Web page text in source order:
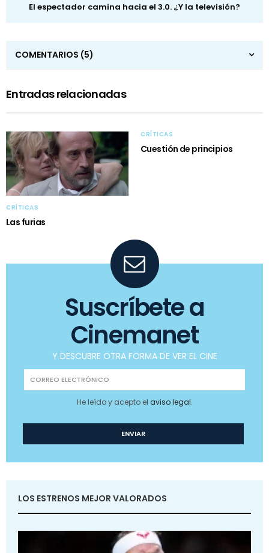
El espectador camina hacia el 3.0. ¿Y la televisión?
COMENTARIOS (5)
Entradas relacionadas
CRÍTICAS
Las furias
CRÍTICAS
Cuestión de principios
Suscríbete a
Cinemanet
Y DESCUBRE OTRA FORMA DE VER EL CINE
He leído y acepto el aviso legal.
LOS ESTRENOS MEJOR VALORADOS